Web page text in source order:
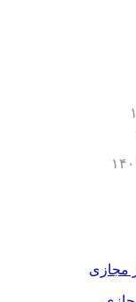
۱۰
جوان موفق